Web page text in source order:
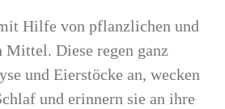
Hilfe von pflanzlichen und
Mittel. Diese regen ganz
und Eierstöcke an, wecken
und erinnern sie an ihre